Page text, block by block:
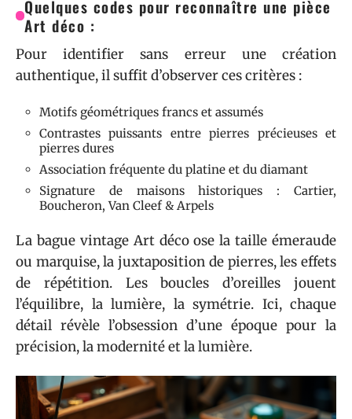
Quelques codes pour reconnaître une pièce
Art déco :
Pour identifier sans erreur une création
authentique, il suffit d’observer ces critères :
Motifs géométriques francs et assumés
Contrastes puissants entre pierres précieuses et
pierres dures
Association fréquente du platine et du diamant
Signature de maisons historiques : Cartier,
Boucheron, Van Cleef & Arpels
La bague vintage Art déco ose la taille émeraude
ou marquise, la juxtaposition de pierres, les effets
de répétition. Les boucles d’oreilles jouent
l’équilibre, la lumière, la symétrie. Ici, chaque
détail révèle l’obsession d’une époque pour la
précision, la modernité et la lumière.